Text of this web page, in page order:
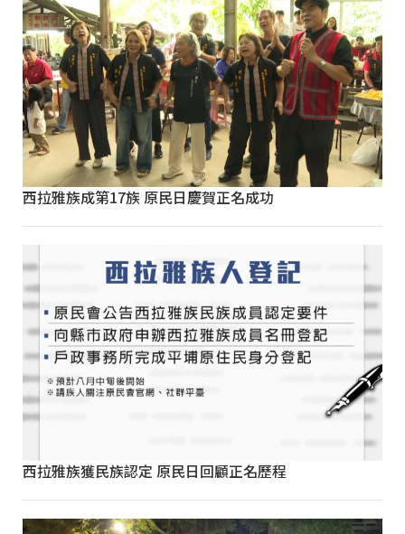
西拉雅族成第17族 原民日慶賀正名成功
西拉雅族獲民族認定 原民日回顧正名歷程